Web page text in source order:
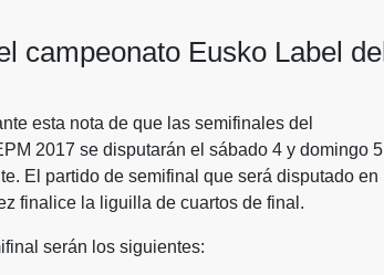
campeonato Eusko Label del
esta nota de que las semifinales del
2017 se disputarán el sábado 4 y domingo 5
El partido de semifinal que será disputado en
finalice la liguilla de cuartos de final.
serán los siguientes: